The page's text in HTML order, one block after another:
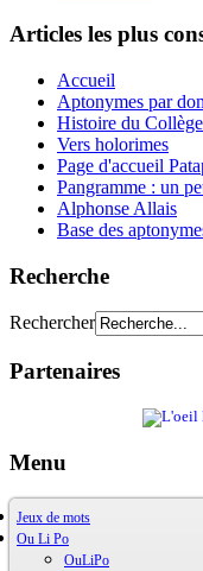
Articles les plus
Accueil
Aptonymes par
Histoire du
Vers holorimes
Page d'accueil
Pangramme : un
Alphonse Allais
Base des
Recherche
Rechercher
Partenaires
Menu
Jeux de mots
OuXPo
Contrepets
Ou Li Po
OuLiPo